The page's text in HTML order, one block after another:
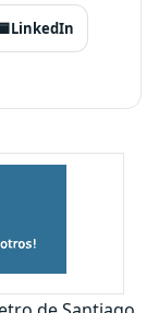
LinkedIn